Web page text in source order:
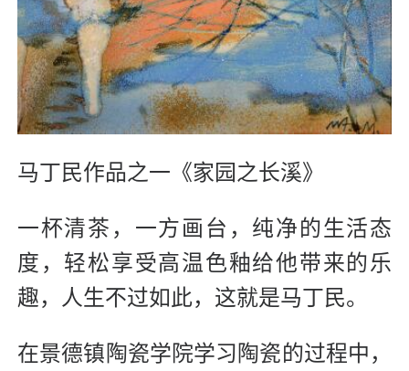
马丁民作品之一《家园之长溪》
一杯清茶，一方画台，纯净的生活态
度，轻松享受高温色釉给他带来的乐
趣，人生不过如此，这就是马丁民。
在景德镇陶瓷学院学习陶瓷的过程中，